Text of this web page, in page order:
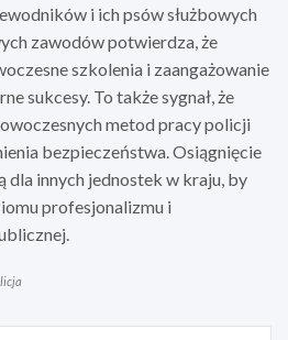
i ich psów służbowych
zawodów potwierdza, że
szkolenia i zaangażowanie
sukcesy. To także sygnał, że
metod pracy policji
bezpieczeństwa. Osiągnięcie
dla innych jednostek w kraju, by
profesjonalizmu i